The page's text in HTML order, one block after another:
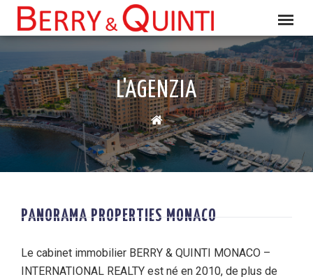
L'AGENZIA
PANORAMA PROPERTIES MONACO
Le cabinet immobilier BERRY & QUINTI MONACO –
INTERNATIONAL REALTY est né en 2010, de plus de